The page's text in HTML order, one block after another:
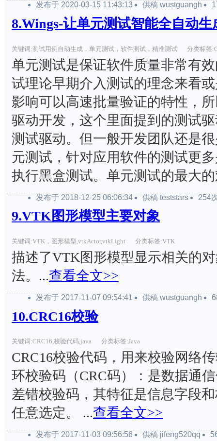
发布于 2020-03-15 11:43:13 供稿 wustguangh
8.Wings-让单元测试智能全自动生
关键词:测试用例自动生成，单元测试，软件测试，精准测试 分类标签
单元测试是保证软件质量非常有
试理论早期介入测试的理念来看
影响可以高速批量验证的特性，
驱动开发，这个里面提到的测试
测试驱动。但一般开发团队还是
元测试，针对应用软件的测试更
执行黑盒测试。单元测试的最大
发布于 2018-12-25 06:06:34 供稿 teststars 254
9.VTK图形模型主要对象
关键词:VTK，图形模型,vtkActor,vtkLight 分类标签:VTK
描述了VTK图形模型显示相关的
法。...查看全文>>
发布于 2017-11-07 09:54:41 供稿 wustguangh
10.CRC16校验
关键词:CRC16,校验代码,java 分类标签:Java
CRC16校验代码，用来校验网络
环校验码（CRC码）：是数据通
差错校验码，其特征是信息字段
任意选定。 ...查看全文>>
发布于 2017-11-03 09:56:56 供稿 jifeng520qq